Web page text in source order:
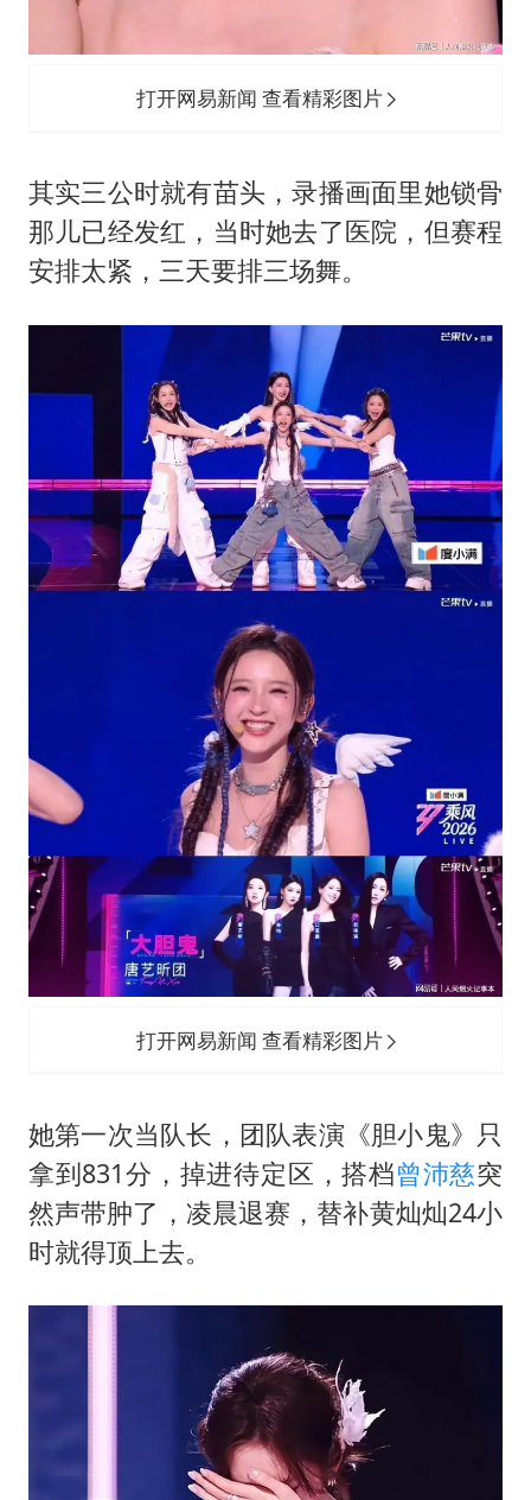
打开网易新闻 查看精彩图片
其实三公时就有苗头，录播画面里她锁骨
那儿已经发红，当时她去了医院，但赛程
安排太紧，三天要排三场舞。
打开网易新闻 查看精彩图片
她第一次当队长，团队表演《胆小鬼》只
拿到831分，掉进待定区，搭档曾沛慈突
然声带肿了，凌晨退赛，替补黄灿灿24小
时就得顶上去。